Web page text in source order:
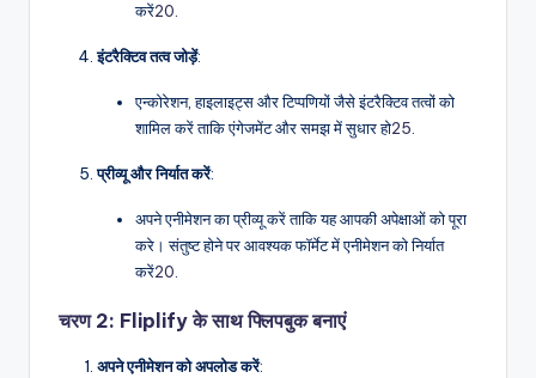
करें20
इंटरैक्टिव तत्व जोड़ें:
एन्कोरेशन, हाइलाइट्स और टिप्पणियों जैसे इंटरैक्टिव तत्वों को
शामिल करें ताकि एंगेजमेंट और समझ में सुधार हो25
प्रीव्यू और निर्यात करें:
अपने एनीमेशन का प्रीव्यू करें ताकि यह आपकी अपेक्षाओं को पूरा
करे। संतुष्ट होने पर आवश्यक फॉर्मेट में एनीमेशन को निर्यात
करें20
चरण 2: Fliplify के साथ फ्लिपबुक बनाएं
अपने एनीमेशन को अपलोड करें: